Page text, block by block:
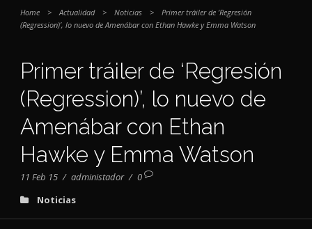
Home > Actualidad > Noticias >
Primer tráiler de ‘Regresión
(Regression)’, lo nuevo de Amenábar con Ethan Hawke y Emma Watson
Primer tráiler de ‘Regresión
(Regression)’, lo nuevo de
Amenábar con Ethan
Hawke y Emma Watson
11 Feb 15 / administador / 0
Noticias